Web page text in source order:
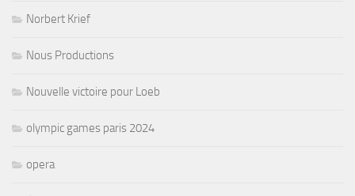
Norbert Krief
Nous Productions
Nouvelle victoire pour Loeb
olympic games paris 2024
opera